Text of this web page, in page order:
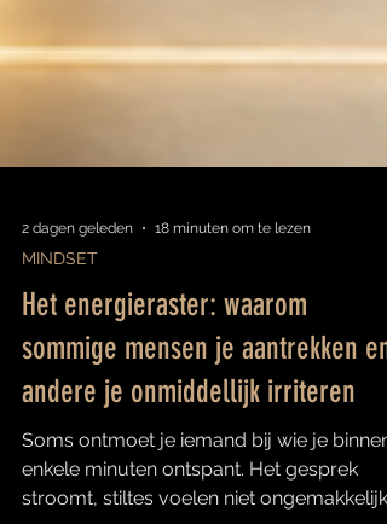
MINDSET
Het energieraster: waarom
sommige mensen je aantrekken en
andere je onmiddellijk irriteren
Soms ontmoet je iemand bij wie je binnen